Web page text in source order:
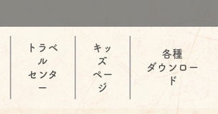
トラベ
ル
センタ
ー
キッ
ズ
ペー
ジ
各種
ダウンロー
ド